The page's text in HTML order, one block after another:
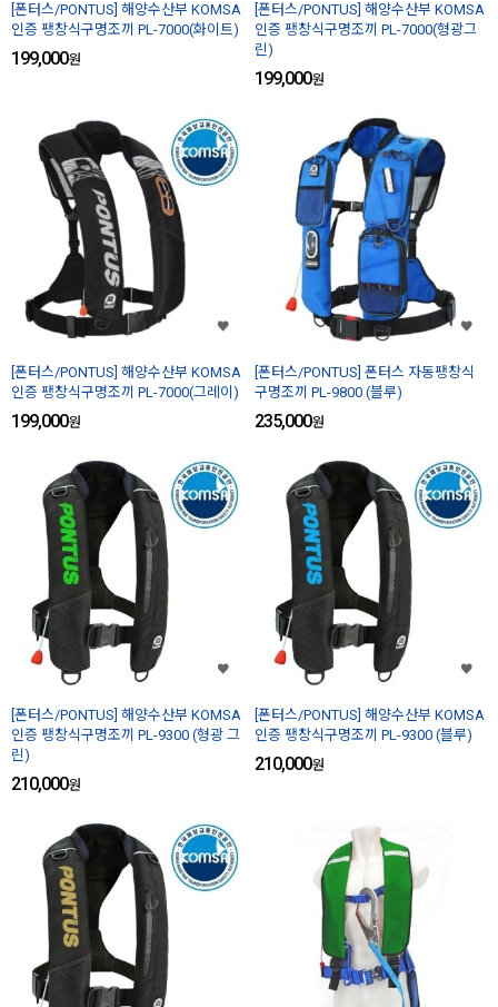
[폰터스/PONTUS] 해양수산부 KOMSA
인증 팽창식구명조끼 PL-7000(화이트)
199,000원
[폰터스/PONTUS] 해양수산부 KOMSA
인증 팽창식구명조끼 PL-7000(형광그
린)
199,000원
[폰터스/PONTUS] 해양수산부 KOMSA
인증 팽창식구명조끼 PL-7000(그레이)
199,000원
[폰터스/PONTUS] 폰터스 자동팽창식
구명조끼 PL-9800 (블루)
235,000원
[폰터스/PONTUS] 해양수산부 KOMSA
인증 팽창식구명조끼 PL-9300 (형광 그
린)
210,000원
[폰터스/PONTUS] 해양수산부 KOMSA
인증 팽창식구명조끼 PL-9300 (블루)
210,000원